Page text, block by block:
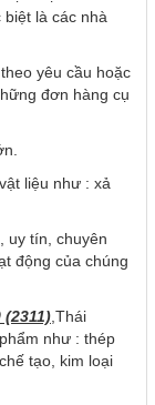
là các nhà
yêu cầu hoặc
đơn hàng cụ
liệu như : xả
uy tín, chuyên
động của chúng
,Thái
như : thép
tạo, kim loại